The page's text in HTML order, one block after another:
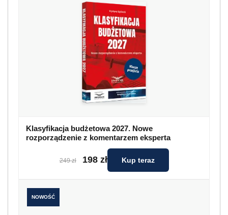
Klasyfikacja budżetowa 2027. Nowe
rozporządzenie z komentarzem eksperta
249 zł 198 zł Kup teraz
NOWOŚĆ